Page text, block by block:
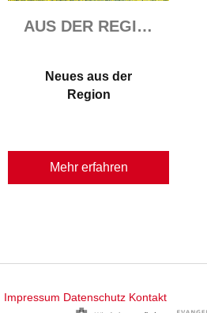
AUS DER REGION
Neues aus der
Region
Mehr erfahren
Impressum Datenschutz Kontakt